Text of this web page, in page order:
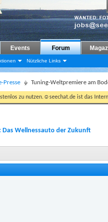
Events Forum
Nützliche Links
Presse Tuning-Weltpremiere am
zu nutzen.☺seechat.de ist das
Das Wellnessauto der Zukunft